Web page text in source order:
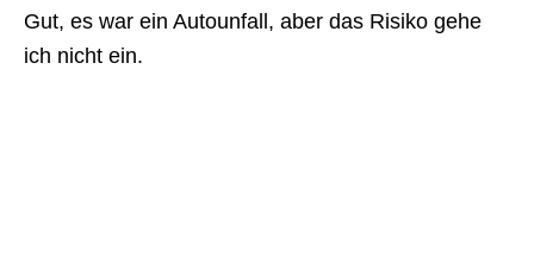
Gut, es war ein Autounfall, aber das Risiko gehe
ich nicht ein.